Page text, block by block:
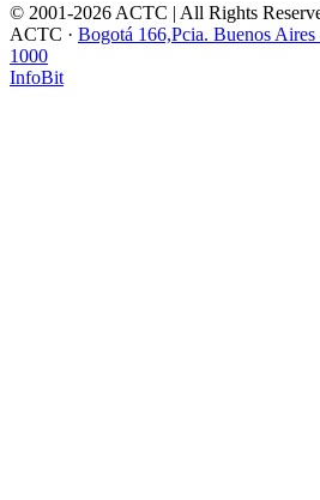
© 2001-2026 ACTC | All Rights
ACTC · Bogotá 166,Pcia. Buenos
1000
InfoBit